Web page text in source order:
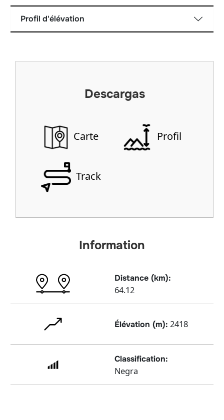
Profil d'élévation
Descargas
Carte Profil
Track
Information
Distance (km):
64.12
Élévation (m): 2418
Classification:
Negra